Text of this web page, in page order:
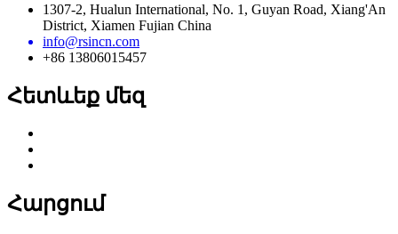
1307-2, Hualun International, No. 1, Guyan Road, Xiang'An
District, Xiamen Fujian China
info@rsincn.com
+86 13806015457
Հետևեք մեզ
Հարցում